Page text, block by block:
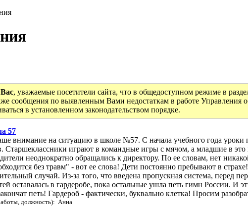
, уважаемые посетители сайта, что в общедоступном режиме в
сообщения по выявленным Вами недостаткам в работе
в установленном законодательством порядке.
57
внимание на ситуацию в школе №57. С начала учебного года уроки
Старшеклассники играют в командные игры с мячом, а младшие в
неоднократно обращались к директору. По ее словам, нет
без травм" - вот ее слова! Дети постоянно пребывают в
случай. Из-за того, что введена пропускная система, перед
оставалась в гардеробе, пока остальные ушла петь гимн России. И
петь! Гардероб - фактически, буквально клетка! Просим
должность): Анна